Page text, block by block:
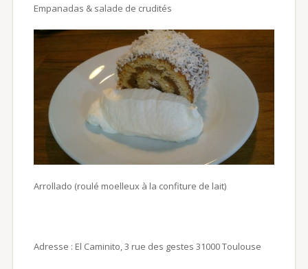
Empanadas & salade de crudités
Arrollado (roulé moelleux à la confiture de lait)
Adresse : El Caminito, 3 rue des gestes 31000 Toulouse